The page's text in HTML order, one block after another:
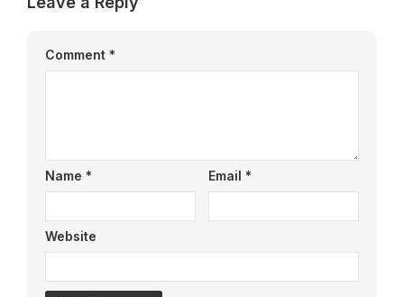
Comment *
Name * Email *
Website